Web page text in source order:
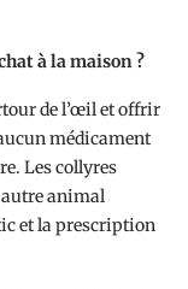
à la maison ?
de l’œil et offrir
médicament
Les collyres
autre animal
et la prescription